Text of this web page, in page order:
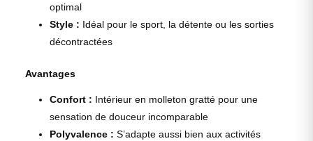
optimal
Style : Idéal pour le sport, la détente ou les sorties
décontractées
Avantages
Confort : Intérieur en molleton gratté pour une
sensation de douceur incomparable
Polyvalence : S’adapte aussi bien aux activités